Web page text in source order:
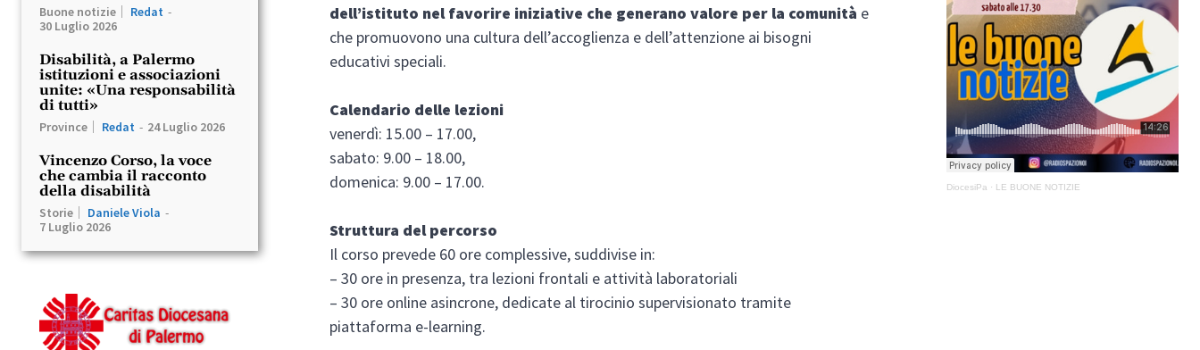
Buone notizie Redat -
30 Luglio 2026
Disabilità, a Palermo
istituzioni e associazioni
unite: «Una responsabilità
di tutti»
Province Redat - 24 Luglio 2026
Vincenzo Corso, la voce
che cambia il racconto
della disabilità
Storie Daniele Viola -
7 Luglio 2026
dell’istituto nel favorire iniziative che generano valore per la comunità e
che promuovono una cultura dell’accoglienza e dell’attenzione ai bisogni
educativi speciali.
Calendario delle lezioni
venerdì: 15.00 – 17.00,
sabato: 9.00 – 18.00,
domenica: 9.00 – 17.00.
Struttura del percorso
Il corso prevede 60 ore complessive, suddivise in:
– 30 ore in presenza, tra lezioni frontali e attività laboratoriali
– 30 ore online asincrone, dedicate al tirocinio supervisionato tramite
piattaforma e-learning.
DiocesiPa · LE BUONE NOTIZIE